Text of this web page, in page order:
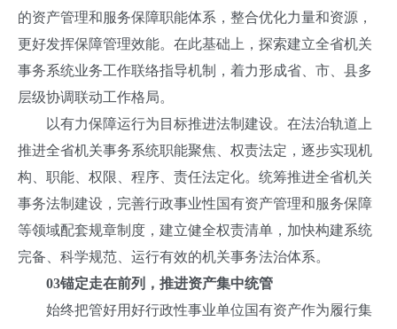
的资产管理和服务保障职能体系，整合优化力量和资源，
更好发挥保障管理效能。在此基础上，探索建立全省机关
事务系统业务工作联络指导机制，着力形成省、市、县多
层级协调联动工作格局。
以有力保障运行为目标推进法制建设。在法治轨道上
推进全省机关事务系统职能聚焦、权责法定，逐步实现机
构、职能、权限、程序、责任法定化。统筹推进全省机关
事务法制建设，完善行政事业性国有资产管理和服务保障
等领域配套规章制度，建立健全权责清单，加快构建系统
完备、科学规范、运行有效的机关事务法治体系。
03锚定走在前列，推进资产集中统管
始终把管好用好行政性事业单位国有资产作为履行集